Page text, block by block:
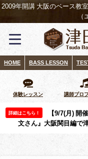
2009年開講 大阪のベース教
（
HOME BASS LESSON
体験レッスン 講師プロ
詳細はこちら！
【9/7(月) 開
文さん』大阪関目編で